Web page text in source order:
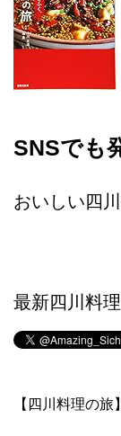
SNSでも
おいしい四
最新四川料
【四川料理の旅